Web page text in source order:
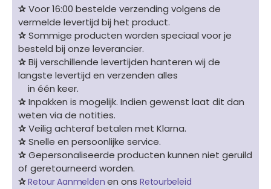
✰Voor 16:00 bestelde verzending volgens de
vermelde levertijd bij het product.
✰Sommige producten worden speciaal voor je
besteld bij onze leverancier.
✰Bij verschillende levertijden hanteren wij de
langste levertijd en verzenden alles
in één keer.
✰Inpakken is mogelijk. Indien gewenst laat dit dan
weten via de notities.
✰Veilig achteraf betalen met Klarna.
✰Snelle en persoonlijke service.
✰Gepersonaliseerde producten kunnen niet geruild
of geretourneerd worden.
✰Retour Aanmelden en ons Retourbeleid